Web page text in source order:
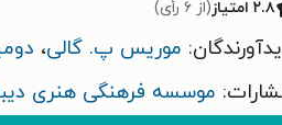
۲.۸ امتیاز (از ۶ رأی)
موریس پ. گالی،
موسسه فرهنگی هنری